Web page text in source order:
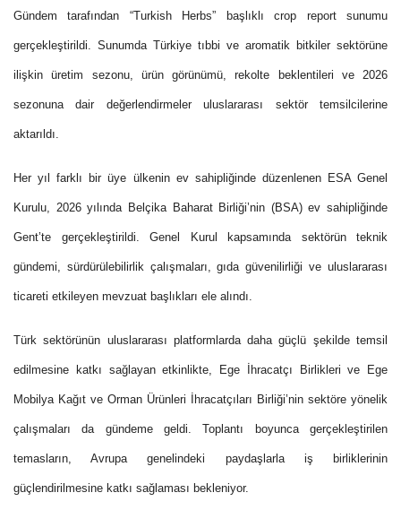
Gündem tarafından “Turkish Herbs” başlıklı crop report sunumu
gerçekleştirildi. Sunumda Türkiye tıbbi ve aromatik bitkiler sektörüne
ilişkin üretim sezonu, ürün görünümü, rekolte beklentileri ve 2026
sezonuna dair değerlendirmeler uluslararası sektör temsilcilerine
aktarıldı.
Her yıl farklı bir üye ülkenin ev sahipliğinde düzenlenen ESA Genel
Kurulu, 2026 yılında Belçika Baharat Birliği’nin (BSA) ev sahipliğinde
Gent’te gerçekleştirildi. Genel Kurul kapsamında sektörün teknik
gündemi, sürdürülebilirlik çalışmaları, gıda güvenilirliği ve uluslararası
ticareti etkileyen mevzuat başlıkları ele alındı.
Türk sektörünün uluslararası platformlarda daha güçlü şekilde temsil
edilmesine katkı sağlayan etkinlikte, Ege İhracatçı Birlikleri ve Ege
Mobilya Kağıt ve Orman Ürünleri İhracatçıları Birliği’nin sektöre yönelik
çalışmaları da gündeme geldi. Toplantı boyunca gerçekleştirilen
temasların, Avrupa genelindeki paydaşlarla iş birliklerinin
güçlendirilmesine katkı sağlaması bekleniyor.